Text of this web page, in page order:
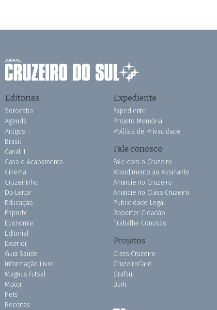
Editorias
Sorocaba
Agenda
Artigos
Brasil
Canal 1
Casa e Acabamento
Cinema
Cruzeirinho
Do Leitor
Educação
Esporte
Economia
Editorial
Exterior
Guia Saúde
Informação Livre
Magnus Futsal
Motor
Pets
Receitas
Expediente
Expediente
Projeto Memória
Política de Privacidade
Fale conosco
Fale com o Cruzeiro
Atendimento ao Assinante
Anuncie no Cruzeiro
Anuncie no ClassiCruzeiro
Publicidade Legal
Repórter Cidadão
Trabalhe Conosco
Projetos
ClassiCruzeiro
CruzeiroCard
Grafsul
Burh